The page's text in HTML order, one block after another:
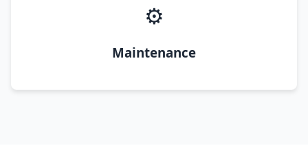
⚙️
Maintenance